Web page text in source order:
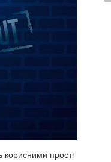
корисними прості